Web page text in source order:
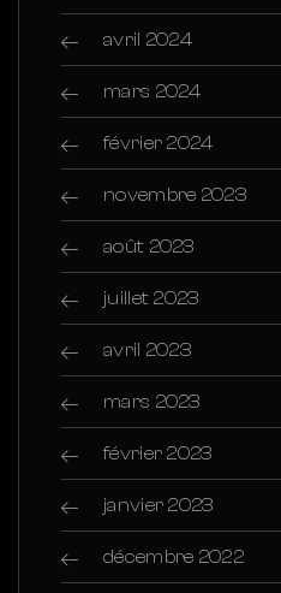
avril 2024
mars 2024
février 2024
novembre 2023
août 2023
juillet 2023
avril 2023
mars 2023
février 2023
janvier 2023
décembre 2022